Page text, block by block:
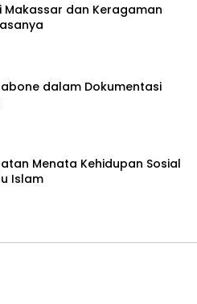
Makassar dan Keragaman
dalam Dokumentasi
Menata Kehidupan Sosial
Islam